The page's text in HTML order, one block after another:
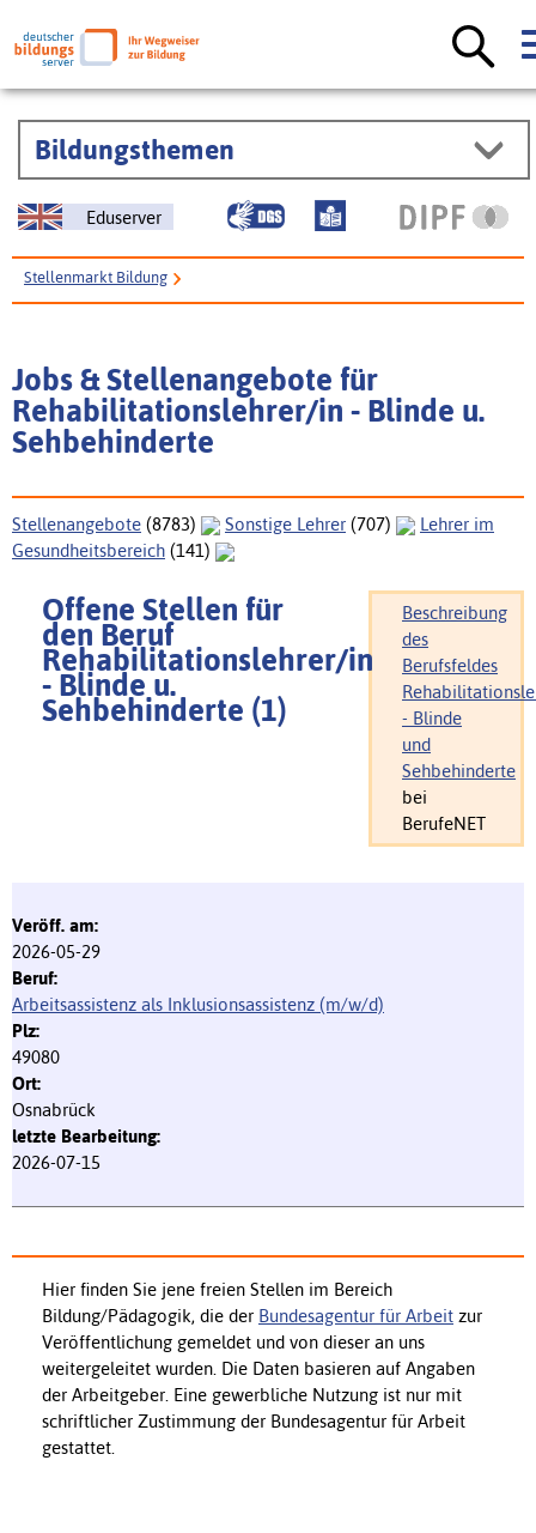
Bildungsthemen
Eduserver
Stellenmarkt Bildung
Jobs & Stellenangebote für
Rehabilitationslehrer/in - Blinde u.
Sehbehinderte
Stellenangebote (8783) Sonstige Lehrer (707)
Lehrer im
Gesundheitsbereich (141)
Offene Stellen für
den Beruf
Rehabilitationslehrer/in
- Blinde u.
Sehbehinderte (1)
Beschreibung
des
Berufsfeldes
- Blinde
und
Sehbehinderte
bei
BerufeNET
2026-05-29
Arbeitsassistenz als Inklusionsassistenz (m/w/d)
49080
Osnabrück
2026-07-15
Hier finden Sie jene freien Stellen im Bereich
Bildung/Pädagogik, die der Bundesagentur für Arbeit zur
Veröffentlichung gemeldet und von dieser an uns
weitergeleitet wurden. Die Daten basieren auf Angaben
der Arbeitgeber. Eine gewerbliche Nutzung ist nur mit
schriftlicher Zustimmung der Bundesagentur für Arbeit
gestattet.